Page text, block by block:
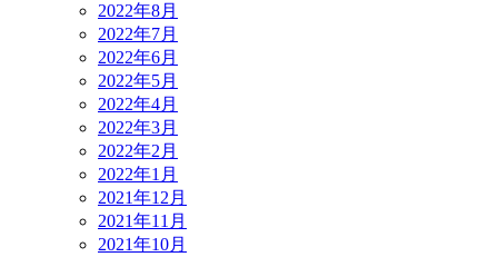
2022年8月
2022年7月
2022年6月
2022年5月
2022年4月
2022年3月
2022年2月
2022年1月
2021年12月
2021年11月
2021年10月